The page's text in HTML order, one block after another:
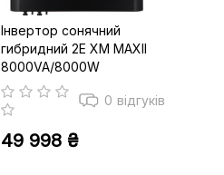
Інвертор сонячний
гибридний 2E XM MAXII
8000VA/8000W
0 відгуків
49 998 ₴